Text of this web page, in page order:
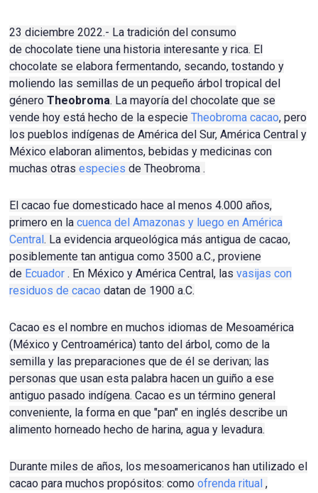
23 diciembre 2022.- La tradición del consumo
dechocolate tiene una historia interesante y rica. El
chocolate se elabora fermentando, secando, tostando y
moliendo las semillas de un pequeño árbol tropical del
géneroTheobroma. La mayoría del chocolate que se
vende hoy está hecho de la especieTheobroma cacao, pero
los pueblos indígenas de América del Sur, América Central y
México elaboran alimentos, bebidas y medicinas con
muchas otrasespecies de Theobroma .
El cacao fue domesticado hace al menos 4.000 años,
primero en lacuenca del Amazonas y luego en América
Central. La evidencia arqueológica más antigua de cacao,
posiblemente tan antigua como 3500 a.C., proviene
de Ecuador . En México y América Central, lasvasijas con
residuos de cacao datan de 1900 a.C.
Cacao es el nombre en muchos idiomas de Mesoamérica
(México y Centroamérica) tanto del árbol, como de la
semilla y las preparaciones que de él se derivan; las
personas que usan esta palabra hacen un guiño a ese
antiguo pasado indígena.Cacao es un término general
conveniente, la forma en que "pan" en inglés describe un
alimento horneado hecho de harina, agua y levadura.
Durante miles de años, los mesoamericanos han utilizado el
cacao para muchos propósitos: comoofrenda ritual ,